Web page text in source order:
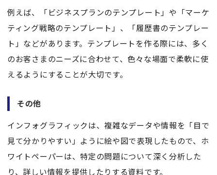
例えば、「ビジネスプランのテンプレート」や「マーケ
ティング戦略のテンプレート」、「履歴書のテンプレー
ト」などがあります。テンプレートを作る際には、多く
のお客さまのニーズに合わせて、色々な場面で柔軟に使
えるようにすることが大切です。
その他
インフォグラフィックは、複雑なデータや情報を「目で
見て分かりやすい」ように絵や図で表現したもので、ホ
ワイトペーパーは、特定の問題について深く分析した
り、詳しい情報を提供したりする資料です。